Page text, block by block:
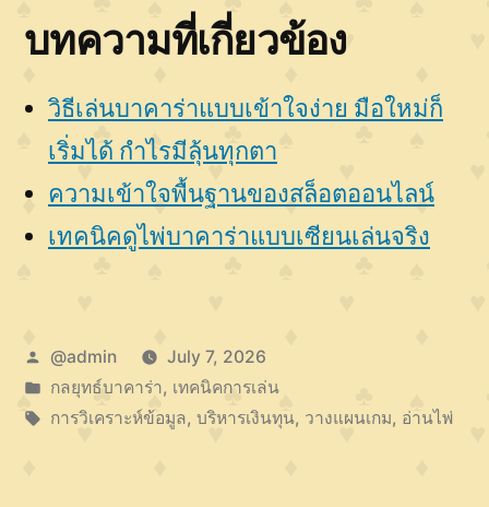
บทความที่เกี่ยวข้อง
วิธีเล่นบาคาร่าแบบเข้าใจง่าย มือใหม่ก็
เริ่มได้ กำไรมีลุ้นทุกตา
ความเข้าใจพื้นฐานของสล็อตออนไลน์
เทคนิคดูไพ่บาคาร่าแบบเซียนเล่นจริง
Posted
by
@admin
July 7, 2026
Posted
in
กลยุทธ์บาคาร่า, เทคนิคการเล่น
Tags:
การวิเคราะห์ข้อมูล, บริหารเงินทุน, วางแผนเกม, อ่านไพ่